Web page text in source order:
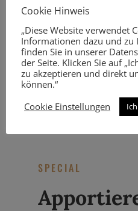
SPECIAL
Cookie Hinweis
„Diese Website verwendet
Informationen dazu und zu
finden Sie in unserer
der Seite. Klicken Sie auf
zu akzeptieren und direkt
können.“
Cookie Einstellungen